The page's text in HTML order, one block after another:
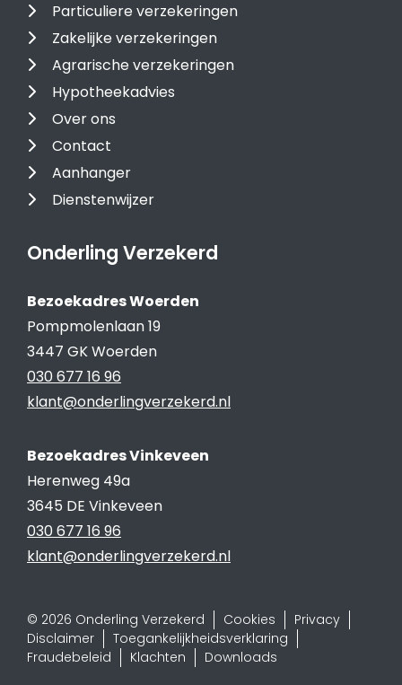
Particuliere verzekeringen
Zakelijke verzekeringen
Agrarische verzekeringen
Hypotheekadvies
Over ons
Contact
Aanhanger
Dienstenwijzer
Onderling Verzekerd
Bezoekadres Woerden
Pompmolenlaan 19
3447 GK Woerden
030 677 16 96
klant@onderlingverzekerd.nl
Bezoekadres Vinkeveen
Herenweg 49a
3645 DE Vinkeveen
030 677 16 96
klant@onderlingverzekerd.nl
© 2026 Onderling Verzekerd Cookies
Privacy
Disclaimer
Toegankelijkheidsverklaring
Fraudebeleid
Klachten Downloads